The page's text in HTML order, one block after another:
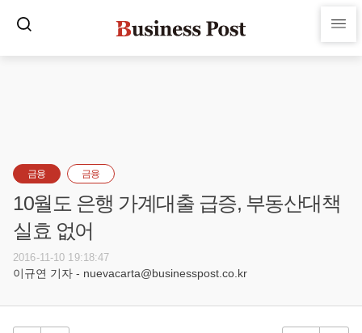
금융 금융
10월도 은행 가계대출 급증, 부동산대책
실효 없어
2016-11-10 19:18:47
이규연 기자 - nuevacarta@businesspost.co.kr